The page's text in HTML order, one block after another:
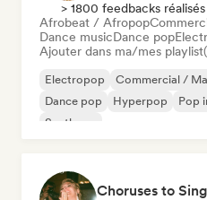
> 1800 feedbacks réalisés
Afrobeat / Afropop
Dance musicDance pop
Ajouter dans ma/mes
Electropop Commercial /
Dance pop
Hyperpop Pop
Synthpop
Choruses to